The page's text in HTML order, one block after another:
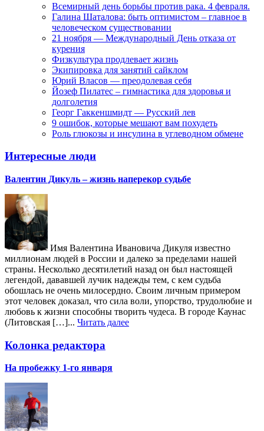
Всемирный день борьбы против рака. 4 февраля.
Галина Шаталова: быть оптимистом – главное в
человеческом существовании
21 ноября — Международный День отказа от
курения
Физкультура продлевает жизнь
Экипировка для занятий сайклом
Юрий Власов — преодолевая себя
Йозеф Пилатес – гимнастика для здоровья и
долголетия
Георг Гаккеншмидт — Русский лев
9 ошибок, которые мешают вам похудеть
Роль глюкозы и инсулина в углеводном обмене
Интересные люди
Валентин Дикуль – жизнь наперекор судьбе
Имя Валентина Ивановича Дикуля известно
миллионам людей в России и далеко за пределами нашей
страны. Несколько десятилетий назад он был настоящей
легендой, дававшей лучик надежды тем, с кем судьба
обошлась не очень милосердно. Своим личным примером
этот человек доказал, что сила воли, упорство, трудолюбие и
любовь к жизни способны творить чудеса. В городе Каунас
(Литовская […]... Читать далее
Колонка редактора
На пробежку 1-го января